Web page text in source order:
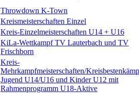
Throwdown K-Town
Kreismeisterschaften Einzel
Kreis-Einzelmeisterschaften U14 + U16
KiLa-Wettkampf TV Lauterbach und TV
Frischborn
Kreis-
Mehrkampfmeisterschaften/
Jugend U14/U16 und Kinder U12 mit
Rahmenprogramm U18-Aktive